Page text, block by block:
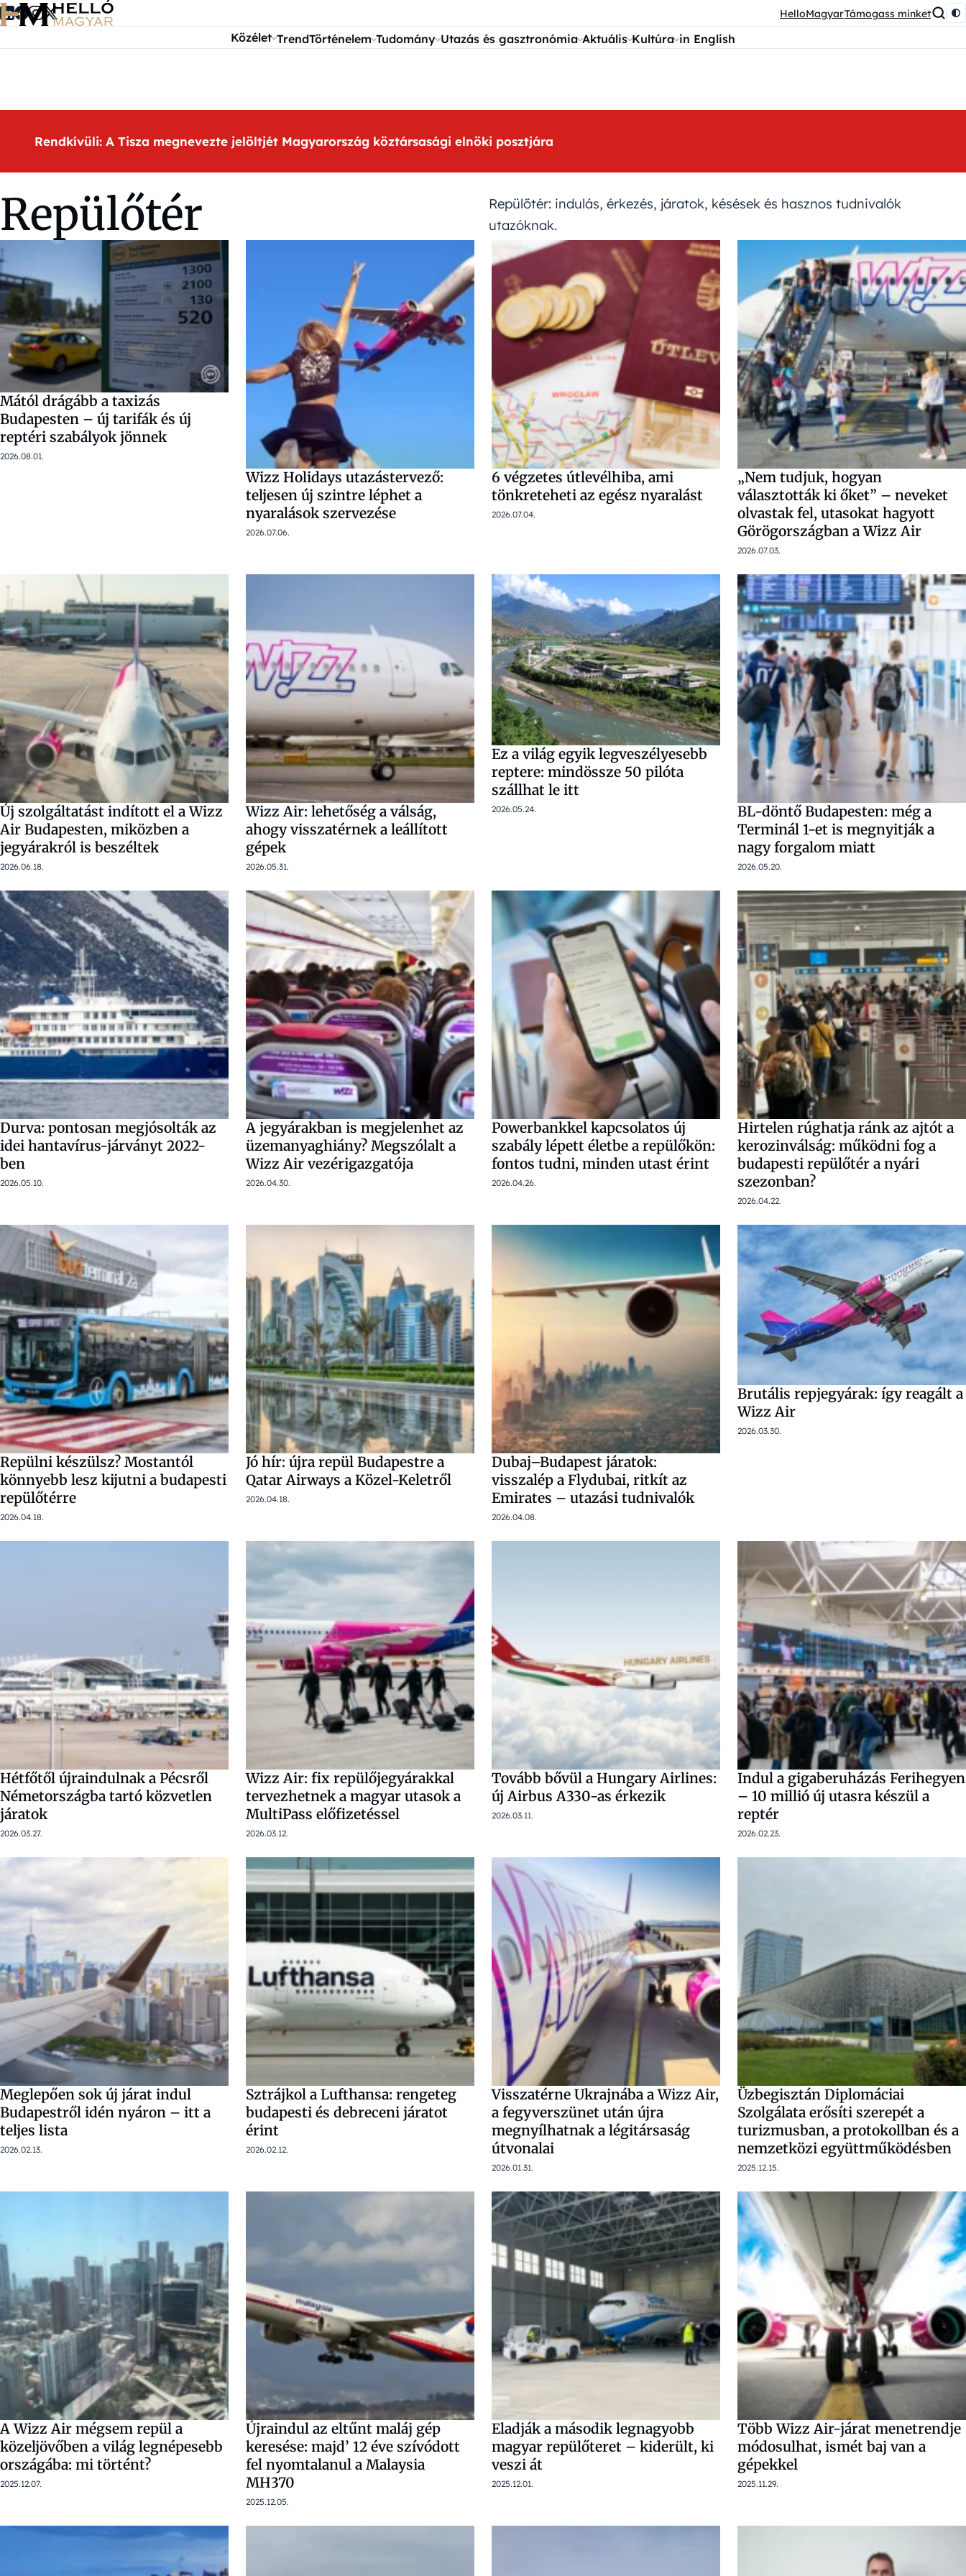
Ugrás a tartalomra HelloMagyarTámogass minket
Közélet TrendTörténelem Tudomány Utazás és gasztronómia Aktuális Kultúra in English
Rendkívüli: A Tisza megnevezte jelöltjét Magyarország köztársasági elnöki posztjára
Repülőtér
Repülőtér: indulás, érkezés, járatok, késések és hasznos tudnivalók
utazóknak.
Mától drágább a taxizás
Budapesten – új tarifák és új
reptéri szabályok jönnek
2026.08.01.
Wizz Holidays utazástervező:
teljesen új szintre léphet a
nyaralások szervezése
2026.07.06.
6 végzetes útlevélhiba, ami
tönkreteheti az egész nyaralást
2026.07.04.
„Nem tudjuk, hogyan
választották ki őket” – neveket
olvastak fel, utasokat hagyott
Görögországban a Wizz Air
2026.07.03.
Új szolgáltatást indított el a Wizz
Air Budapesten, miközben a
jegyárakról is beszéltek
2026.06.18.
Wizz Air: lehetőség a válság,
ahogy visszatérnek a leállított
gépek
2026.05.31.
Ez a világ egyik legveszélyesebb
reptere: mindössze 50 pilóta
szállhat le itt
2026.05.24.
BL-döntő Budapesten: még a
Terminál 1-et is megnyitják a
nagy forgalom miatt
2026.05.20.
Durva: pontosan megjósolták az
idei hantavírus-járványt 2022-
ben
2026.05.10.
A jegyárakban is megjelenhet az
üzemanyaghiány? Megszólalt a
Wizz Air vezérigazgatója
2026.04.30.
Powerbankkel kapcsolatos új
szabály lépett életbe a repülőkön:
fontos tudni, minden utast érint
2026.04.26.
Hirtelen rúghatja ránk az ajtót a
kerozinválság: működni fog a
budapesti repülőtér a nyári
szezonban?
2026.04.22.
Repülni készülsz? Mostantól
könnyebb lesz kijutni a budapesti
repülőtérre
2026.04.18.
Jó hír: újra repül Budapestre a
Qatar Airways a Közel-Keletről
2026.04.18.
Dubaj–Budapest járatok:
visszalép a Flydubai, ritkít az
Emirates – utazási tudnivalók
2026.04.08.
Brutális repjegyárak: így reagált a
Wizz Air
2026.03.30.
Hétfőtől újraindulnak a Pécsről
Németországba tartó közvetlen
járatok
2026.03.27.
Wizz Air: fix repülőjegyárakkal
tervezhetnek a magyar utasok a
MultiPass előfizetéssel
2026.03.12.
Tovább bővül a Hungary Airlines:
új Airbus A330-as érkezik
2026.03.11.
Indul a gigaberuházás Ferihegyen
– 10 millió új utasra készül a
reptér
2026.02.23.
Meglepően sok új járat indul
Budapestről idén nyáron – itt a
teljes lista
2026.02.13.
Sztrájkol a Lufthansa: rengeteg
budapesti és debreceni járatot
érint
2026.02.12.
Visszatérne Ukrajnába a Wizz Air,
a fegyverszünet után újra
megnyílhatnak a légitársaság
útvonalai
2026.01.31.
Üzbegisztán Diplomáciai
Szolgálata erősíti szerepét a
turizmusban, a protokollban és a
nemzetközi együttműködésben
2025.12.15.
A Wizz Air mégsem repül a
közeljövőben a világ legnépesebb
országába: mi történt?
2025.12.07.
Újraindul az eltűnt maláj gép
keresése: majd’ 12 éve szívódott
fel nyomtalanul a Malaysia
MH370
2025.12.05.
Eladják a második legnagyobb
magyar repülőteret – kiderült, ki
veszi át
2025.12.01.
Több Wizz Air-járat menetrendje
módosulhat, ismét baj van a
gépekkel
2025.11.29.